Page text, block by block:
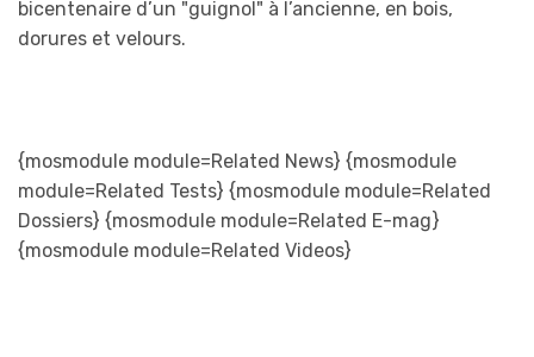
bicentenaire d’un "guignol" à l’ancienne, en bois,
dorures et velours.
{mosmodule module=Related News} {mosmodule
module=Related Tests} {mosmodule module=Related
Dossiers} {mosmodule module=Related E-mag}
{mosmodule module=Related Videos}